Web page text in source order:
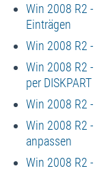
Win 2008 R2
Einträgen
Win 2008 R2
Win 2008 R2
per DISKPART
Win 2008 R2
Win 2008 R2
anpassen
Win 2008 R2